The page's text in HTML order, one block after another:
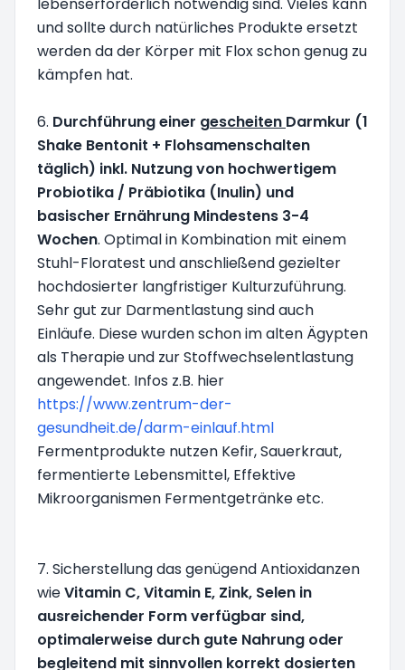
und sollte durch natürliches Produkte ersetzt
werden da der Körper mit Flox schon genug zu
kämpfen hat.
6. Durchführung einer gescheiten Darmkur (1
Shake Bentonit + Flohsamenschalten
täglich) inkl. Nutzung von hochwertigem
Probiotika / Präbiotika (Inulin) und
basischer Ernährung Mindestens 3-4
Wochen. Optimal in Kombination mit einem
Stuhl-Floratest und anschließend gezielter
hochdosierter langfristiger Kulturzuführung.
Sehr gut zur Darmentlastung sind auch
Einläufe. Diese wurden schon im alten Ägypten
als Therapie und zur Stoffwechselentlastung
angewendet. Infos z.B. hier
https://www.zentrum-der-
gesundheit.de/darm-einlauf.html
Fermentprodukte nutzen Kefir, Sauerkraut,
fermentierte Lebensmittel, Effektive
Mikroorganismen Fermentgetränke etc.
7. Sicherstellung das genügend Antioxidanzen
wieVitamin C, Vitamin E, Zink, Selen in
ausreichender Form verfügbar sind,
optimalerweise durch gute Nahrung oder
begleitend mit sinnvollen korrekt dosierten